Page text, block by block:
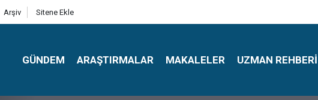
Arşiv Sitene Ekle
GÜNDEM ARAŞTIRMALAR MAKALELER UZMAN REHBERI